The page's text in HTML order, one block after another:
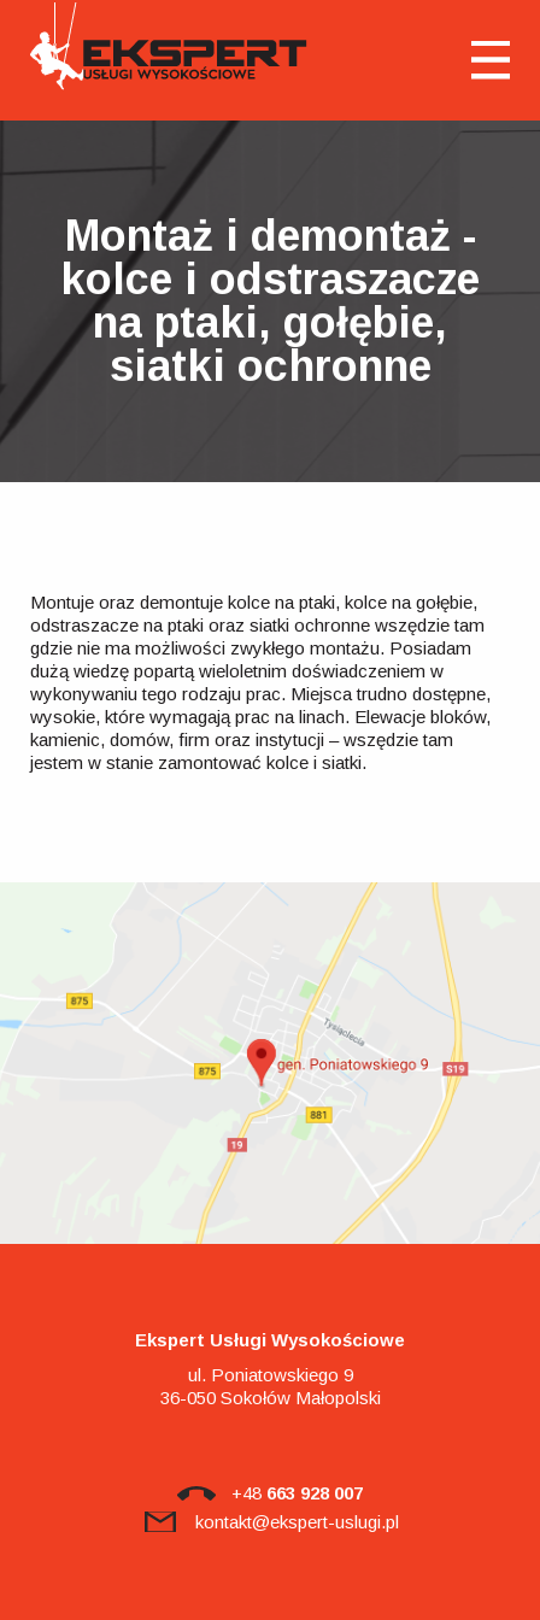
Montaż i demontaż -
kolce i odstraszacze
na ptaki, gołębie,
siatki ochronne
Montuje oraz demontuje kolce na ptaki, kolce na gołębie,
odstraszacze na ptaki oraz siatki ochronne wszędzie tam
gdzie nie ma możliwości zwykłego montażu. Posiadam
dużą wiedzę popartą wieloletnim doświadczeniem w
wykonywaniu tego rodzaju prac. Miejsca trudno dostępne,
wysokie, które wymagają prac na linach. Elewacje bloków,
kamienic, domów, firm oraz instytucji – wszędzie tam
jestem w stanie zamontować kolce i siatki.
Ekspert Usługi Wysokościowe
ul. Poniatowskiego 9
36-050 Sokołów Małopolski
+48 663 928 007
kontakt@ekspert-uslugi.pl